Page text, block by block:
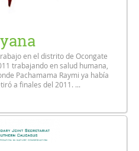
en el distrito de Ocongate
trabajando en salud humana,
Pachamama Raymi ya había
a finales del 2011. ...